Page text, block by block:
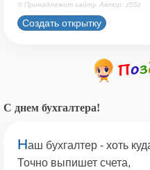
© Принадлежит сайту. Автор: z55z
Создать открытку
С днем бухгалтера!
Наш бухгалтер - хоть
Точно выпишет счета,